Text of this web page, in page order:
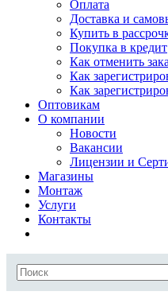
Оплата
Доставка и
Купить в
Покупка в кредит
Как отменить
Как
Как
Оптовикам
О компании
Новости
Вакансии
Лицензии и
Магазины
Монтаж
Услуги
Контакты